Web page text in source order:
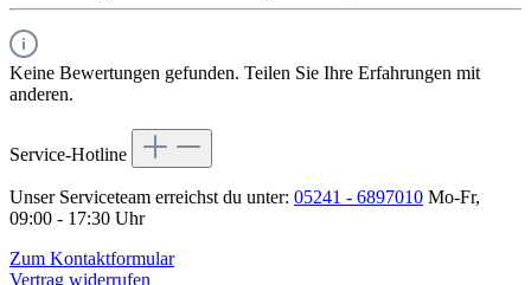
Keine Bewertungen gefunden. Teilen Sie Ihre Erfahrungen mit
anderen.
Service-Hotline
Unser Serviceteam erreichst du unter: 05241 - 6897010 Mo-Fr,
09:00 - 17:30 Uhr
Zum Kontaktformular
Vertrag widerrufen